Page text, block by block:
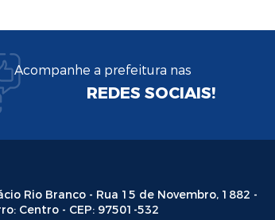
Acompanhe a prefeitura nas
REDES SOCIAIS!
Rio Branco - Rua 15 de Novembro, 1882 -
Centro - CEP: 97501-532